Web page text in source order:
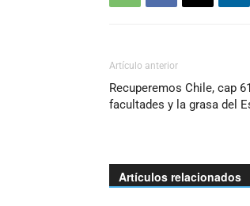
Artículo anterior
Recuperemos Chile, cap
facultades y la grasa del
Artículos relacionados